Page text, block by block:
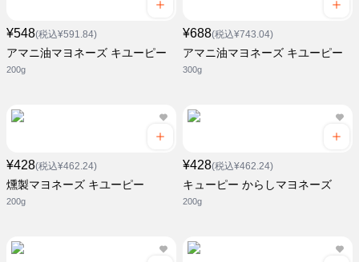
¥548(税込¥591.84)
アマニ油マヨネーズ キユーピー
200g
¥688(税込¥743.04)
アマニ油マヨネーズ キユーピー
300g
¥428(税込¥462.24)
燻製マヨネーズ キユーピー
200g
¥428(税込¥462.24)
キューピー からしマヨネーズ
200g